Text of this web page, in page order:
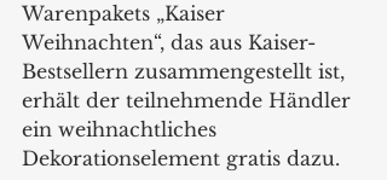
Warenpakets „Kaiser
Weihnachten“, das aus Kaiser-
Bestsellern zusammengestellt ist,
erhält der teilnehmende Händler
ein weihnachtliches
Dekorationselement gratis dazu.